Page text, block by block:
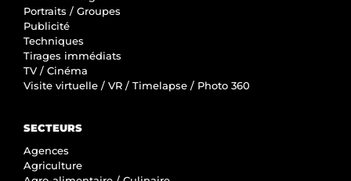
Portraits / Groupes
Publicité
Techniques
Tirages immédiats
TV / Cinéma
Visite virtuelle / VR / Timelapse / Photo 360
SECTEURS
Agences
Agriculture